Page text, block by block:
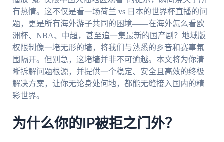
有热情。这不仅是看一场荷兰 vs 日本的世界杯直播的问
题，更是所有海外游子共同的困境——在海外怎么看欧
洲杯、NBA、中超，甚至追一集最新的国产剧？地域版
权限制像一堵无形的墙，将我们与熟悉的乡音和赛事氛
围隔开。但别急，这堵墙并非不可逾越。本文将为你清
晰拆解问题根源，并提供一个稳定、安全且高效的终极
解决方案，让你无论身处何地，都能无缝接入国内的精
彩世界。
为什么你的IP被拒之门外？